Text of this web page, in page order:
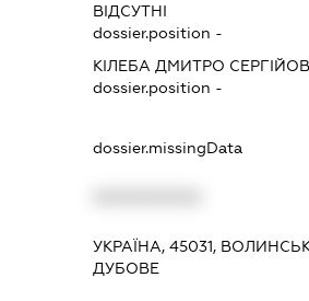
ВІДСУТНІ
dossier.position -
КІЛЕБА ДМИТРО
dossier.position -
dossier.missingData
УКРАЇНА, 45031,
ДУБОВЕ